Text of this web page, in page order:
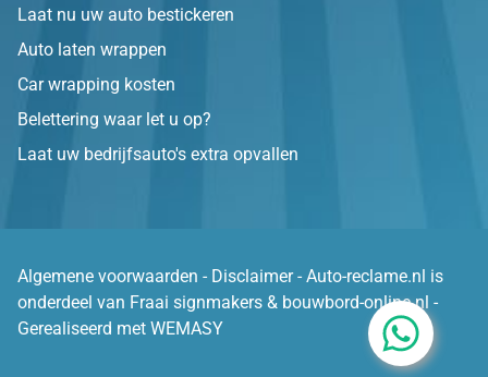
Laat nu uw auto bestickeren
Auto laten wrappen
Car wrapping kosten
Belettering waar let u op?
Laat uw bedrijfsauto's extra opvallen
Algemene voorwaarden - Disclaimer- Auto-reclame.nl is
onderdeel van Fraai signmakers & bouwbord-online.nl -
Gerealiseerd met WEMASY